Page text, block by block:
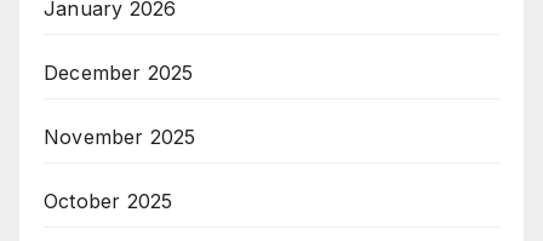
January 2026
December 2025
November 2025
October 2025